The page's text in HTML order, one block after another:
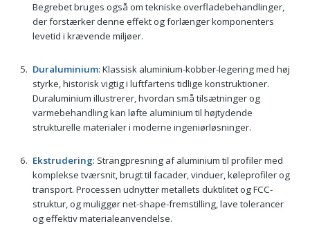
Begrebet bruges også om tekniske overfladebehandlinger,
der forstærker denne effekt og forlænger komponenters
levetid i krævende miljøer.
Duraluminium: Klassisk aluminium-kobber-legering med høj
styrke, historisk vigtig i luftfartens tidlige konstruktioner.
Duraluminium illustrerer, hvordan små tilsætninger og
varmebehandling kan løfte aluminium til højtydende
strukturelle materialer i moderne ingeniørløsninger.
Ekstrudering: Strangpresning af aluminium til profiler med
komplekse tværsnit, brugt til facader, vinduer, køleprofiler og
transport. Processen udnytter metallets duktilitet og FCC-
struktur, og muliggør net-shape-fremstilling, lave tolerancer
og effektiv materialeanvendelse.